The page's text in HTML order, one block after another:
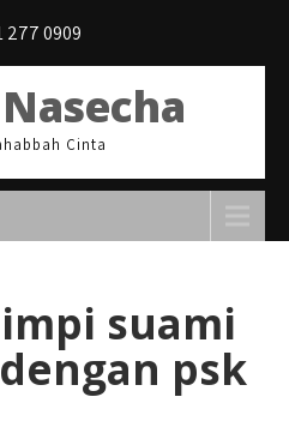
277 0909
Cinta
suami
psk